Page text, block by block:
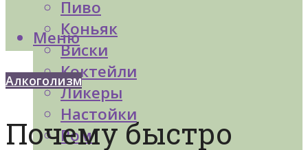
Пиво
Коньяк
Виски
Коктейли
Ликеры
Настойки
Ром
Меню
Алкоголизм
Почему быстро